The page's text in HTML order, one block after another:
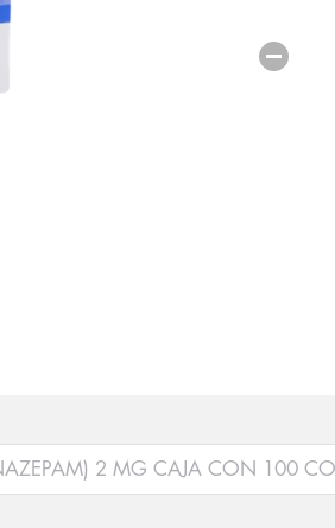
2 MG CAJA CON 100